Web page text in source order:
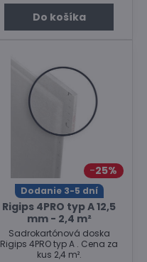
Do košíka
25%
Dodanie 3-5 dní
Rigips 4PRO typ A 12,5
mm - 2,4 m²
Sadrokartónová doska
Rigips 4PRO typ A . Cena za
kus 2,4 m².